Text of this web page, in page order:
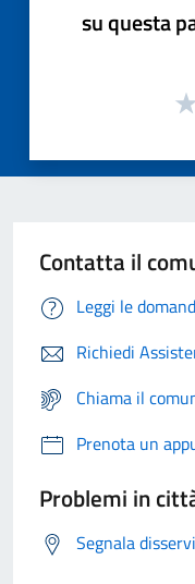
su questa
Contatta il
Leggi le
Richiedi
Chiama il
Prenota un
Problemi in
Segnala